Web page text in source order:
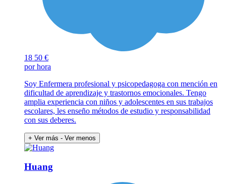
18 50 €
por hora
Soy Enfermera profesional y psicopedagoga con mención en
dificultad de aprendizaje y trastornos emocionales. Tengo
amplia experiencia con niños y adolescentes en sus trabajos
escolares, les enseño métodos de estudio y responsabilidad
con sus deberes.
+ Ver más - Ver menos
Huang